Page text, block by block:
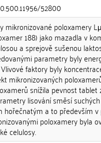
52800
mikronizované poloxamery
188) jako mazadla v
a sprejově sušenou
parametry byly
faktory byly
mikronizovaných
snížila pevnost
lisování směsí
hořečnatým a to především
poloxamery byla
celulosy.